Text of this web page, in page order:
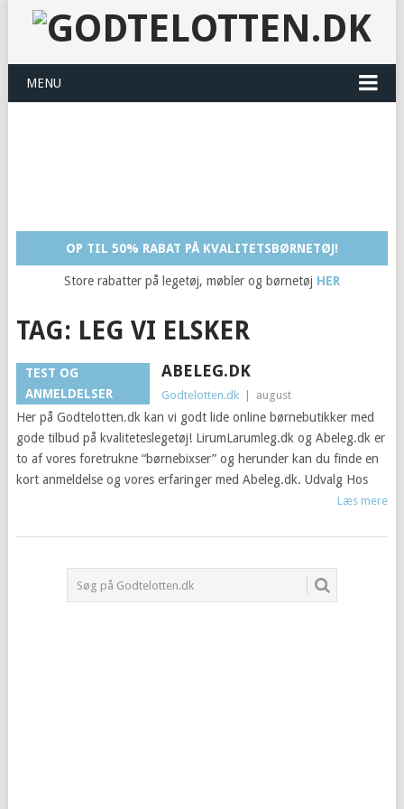
MENU
OP TIL 50% RABAT PÅ KVALITETSBØRNETØJ!
Store rabatter på legetøj, møbler og børnetøj HER
TAG: LEG VI ELSKER
TEST OG
ANMELDELSER
ABELEG.DK
Godtelotten.dk august
Her på Godtelotten.dk kan vi godt lide online børnebutikker med
gode tilbud på kvaliteteslegetøj! LirumLarumleg.dk og Abeleg.dk er
to af vores foretrukne “børnebixser” og herunder kan du finde en
kort anmeldelse og vores erfaringer med Abeleg.dk. Udvalg Hos
Læs mere